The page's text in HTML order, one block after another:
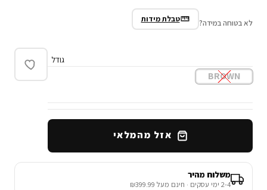
לא בטוחה במידה? טבלת מידות
גודל
BROWN
אזל מהמלאי
משלוח מהיר
2-4 ימי עסקים · חינם מעל ₪399.99